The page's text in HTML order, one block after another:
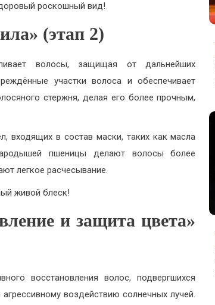
роскошный вид!
(этап 2)
волосы, защищая от дальнейших
участки волоса и обеспечивает
стержня, делая его более прочным,
входящих в состав маски, таких как масла
пшеницы делают волосы более
легкое расчесывание.
живой блеск!
и защита цвета»
восстановления волос, подвергшихся
воздействию солнечных лучей.